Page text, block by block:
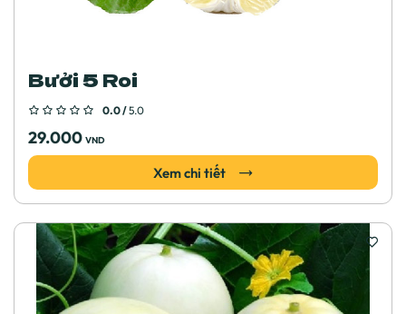
Bưởi 5 Roi
0.0 /5.0
29.000 VND
Xem chi tiết